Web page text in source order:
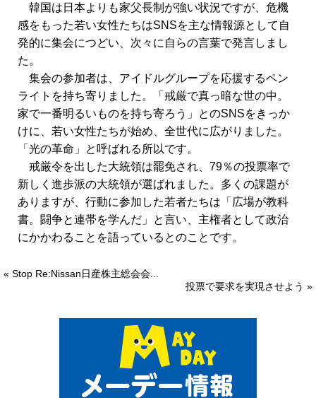
韓国は日本よりも家父長制が強い状況ですが、危機
感をもった若い女性たちはSNSを主な情報源として自
発的に集会につどい、次々に自らの言葉で発言しまし
た。
集会の参加者は、アイドルグループを応援するペン
ライトを持ち寄りました。「戒厳で真っ暗な世の中。
家で一番明るいものを持ち寄ろう」とのSNSをきっか
けに、若い女性たちが始め、全世代に広がりました。
「光の革命」と呼ばれる所以です。
戒厳令を出した大統領は罷免され、79％の投票率で
新しく進歩派の大統領が選ばれました。多くの課題が
ありますが、行動に参加した若者たちは「広場が教科
書。闘争と連帯を学んだ」と言い、主権者として政治
にかかわることを語っているとのことです。
« Stop Re:Nissan日産株主総会会...
投票で要求を実現させよう »